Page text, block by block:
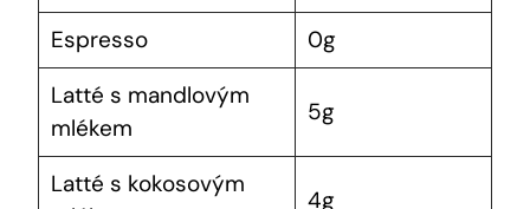
Espresso
0g
Latté s mandlovým
mlékem
5g
Latté s kokosovým
4g